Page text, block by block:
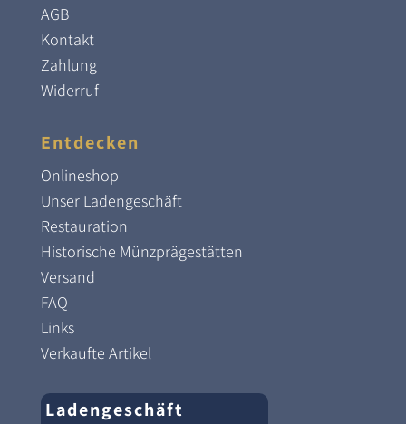
AGB
Kontakt
Zahlung
Widerruf
Entdecken
Onlineshop
Unser Ladengeschäft
Restauration
Historische Münzprägestätten
Versand
FAQ
Links
Verkaufte Artikel
Ladengeschäft